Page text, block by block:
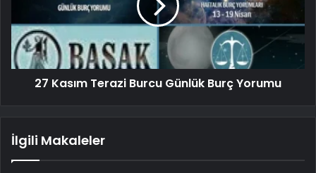
27 Kasım Terazi Burcu Günlük Burç Yorumu
İlgili Makaleler